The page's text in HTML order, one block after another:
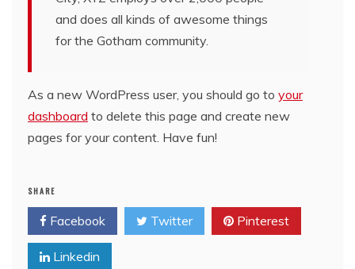
and does all kinds of awesome things
for the Gotham community.
As a new WordPress user, you should go to your
dashboard to delete this page and create new
pages for your content. Have fun!
SHARE
Facebook Twitter Pinterest
Linkedin